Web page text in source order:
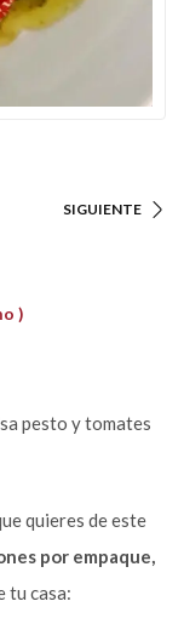
SIGUIENTE
)
pesto y tomates
quieres de este
por empaque,
tu casa: